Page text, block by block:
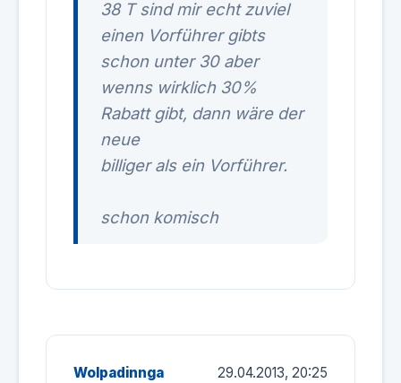
38 T sind mir echt zuviel
einen Vorführer gibts
schon unter 30 aber
wenns wirklich 30%
Rabatt gibt, dann wäre der
neue
billiger als ein Vorführer.
schon komisch
Wolpadinnga 29.04.2013, 20:25